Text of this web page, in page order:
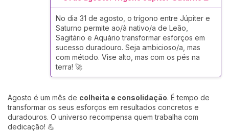
No dia 31 de agosto, o trígono entre Júpiter e
Saturno permite ao/à nativo/a de Leão,
Sagitário e Aquário transformar esforços em
sucesso duradouro. Seja ambicioso/a, mas
com método. Vise alto, mas com os pés na
terra! 🚀
Agosto é um mês de colheita e consolidação. É tempo de
transformar os seus esforços em resultados concretos e
duradouros. O universo recompensa quem trabalha com
dedicação! 💪